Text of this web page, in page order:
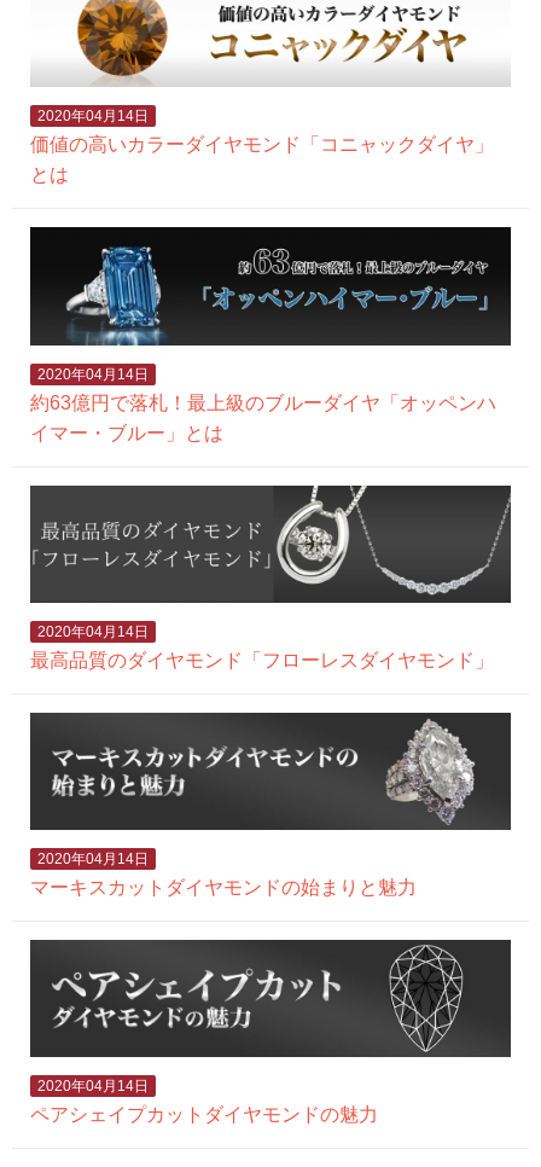
2020年04月14日
価値の高いカラーダイヤモンド「コニャックダイヤ」
とは
2020年04月14日
約63億円で落札！最上級のブルーダイヤ「オッペンハ
イマー・ブルー」とは
2020年04月14日
最高品質のダイヤモンド「フローレスダイヤモンド」
2020年04月14日
マーキスカットダイヤモンドの始まりと魅力
2020年04月14日
ペアシェイプカットダイヤモンドの魅力